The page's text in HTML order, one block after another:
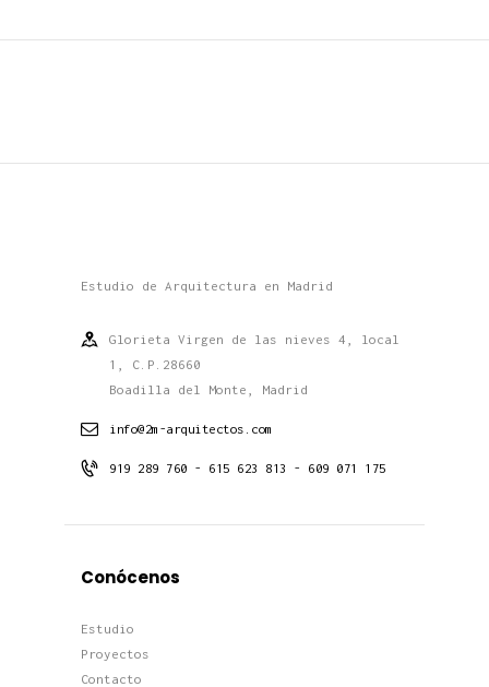
Estudio de Arquitectura en Madrid
Glorieta Virgen de las nieves 4, local
1, C.P.28660
Boadilla del Monte, Madrid
info@2m-arquitectos.com
919 289 760 - 615 623 813 - 609 071 175
Conócenos
Estudio
Proyectos
Contacto